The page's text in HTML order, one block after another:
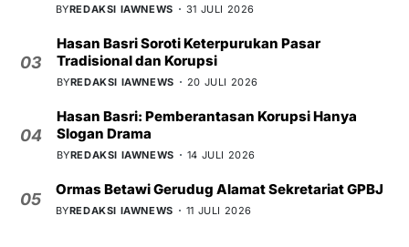
BYREDAKSI IAWNEWS 31 JULI 2026
03
Hasan Basri Soroti Keterpurukan Pasar
Tradisional dan Korupsi
BYREDAKSI IAWNEWS 20 JULI 2026
04
Hasan Basri: Pemberantasan Korupsi Hanya
Slogan Drama
BYREDAKSI IAWNEWS 14 JULI 2026
05
Ormas Betawi Gerudug Alamat Sekretariat GPBJ
BYREDAKSI IAWNEWS 11 JULI 2026